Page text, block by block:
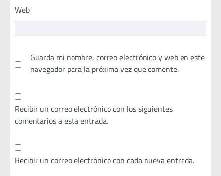
Web
Guarda mi nombre, correo electrónico y web en este
navegador para la próxima vez que comente.
Recibir un correo electrónico con los siguientes
comentarios a esta entrada.
Recibir un correo electrónico con cada nueva entrada.